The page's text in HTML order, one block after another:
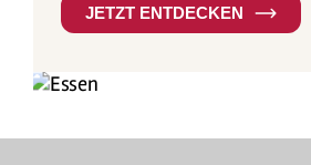
JETZT ENTDECKEN